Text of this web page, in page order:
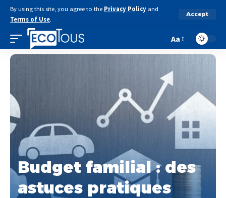
By using this site, you agree to the Privacy Policy and
Terms of Use.
Accept
Aa
Budget familial : des
astuces pratiques